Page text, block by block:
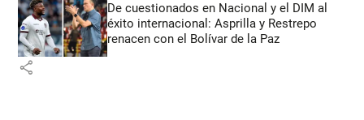
De cuestionados en Nacional y el DIM al
éxito internacional: Asprilla y Restrepo
renacen con el Bolívar de la Paz
share